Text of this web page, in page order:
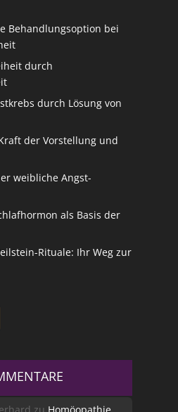
Behandlungsoption bei
durch
durch Lösung von
der Vorstellung und
weibliche Angst-
als Basis der
Rituale: Ihr Weg zur